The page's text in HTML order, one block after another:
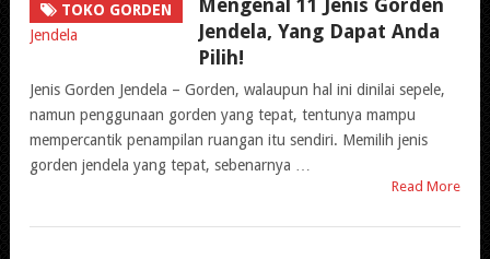
TOKO GORDEN
Mengenal 11 Jenis Gorden
Jendela, Yang Dapat Anda
Pilih!
Jenis Gorden Jendela – Gorden, walaupun hal ini dinilai sepele,
namun penggunaan gorden yang tepat, tentunya mampu
mempercantik penampilan ruangan itu sendiri. Memilih jenis
gorden jendela yang tepat, sebenarnya …
Read More